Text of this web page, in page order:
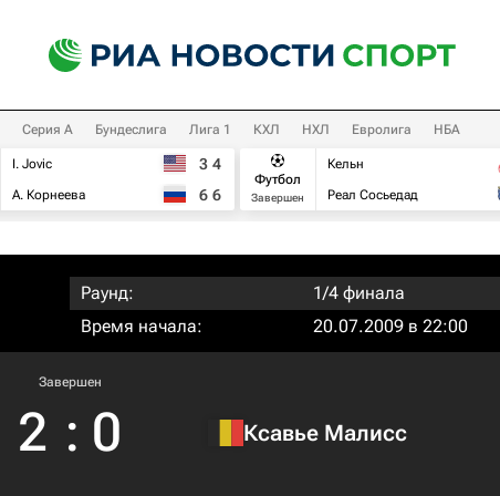
Серия А Бундеслига Лига 1 КХЛ НХЛ Евролига НБА
I. Jovic
А. Корнеева
3 4
6 6
Футбол
Завершен
Кельн
Реал Сосьедад
Раунд:
1/4 финала
Время начала:
20.07.2009 в 22:00
Завершен
2 : 0 Ксавье Малисс